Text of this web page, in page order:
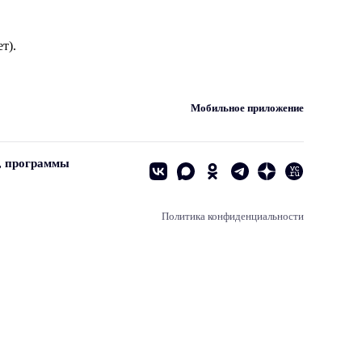
Мобильное приложение
программы
Политика конфиденциальности